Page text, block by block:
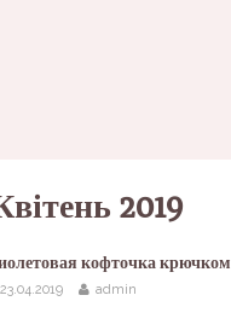
2019
кофточка крючком
23.04.2019 admin